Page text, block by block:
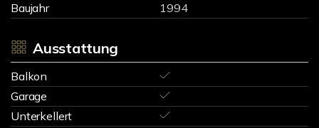
Baujahr 1994
Ausstattung
Balkon
Garage
Unterkellert